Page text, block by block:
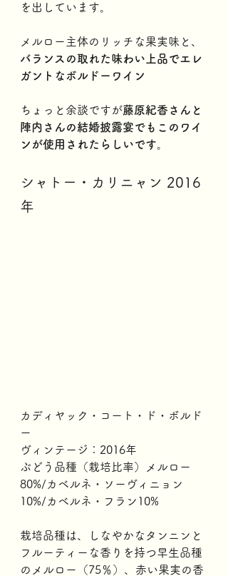
を出しています。
メルロー主体のリッチな果実味と、
バランスの取れた味わい上品でエレ
ガントなボルドーワイン
ちょっと余談ですが藤原紀香さんと
陣内さんの結婚披露宴でもこのワイ
ンが使用されたらしいです。
シャトー・カリニャン 2016
年
カディヤック・コート・ド・ボルド
ー
ヴィンテージ：2016年
ぶどう品種（栽培比率）メルロー
80%/カベルネ・ソーヴィニョン
10%/カベルネ・フラン10%
栽培品種は、しなやかなタンニンと
フルーティーな香りを持つ早生品種
のメルロー（75％）、赤い果実の香